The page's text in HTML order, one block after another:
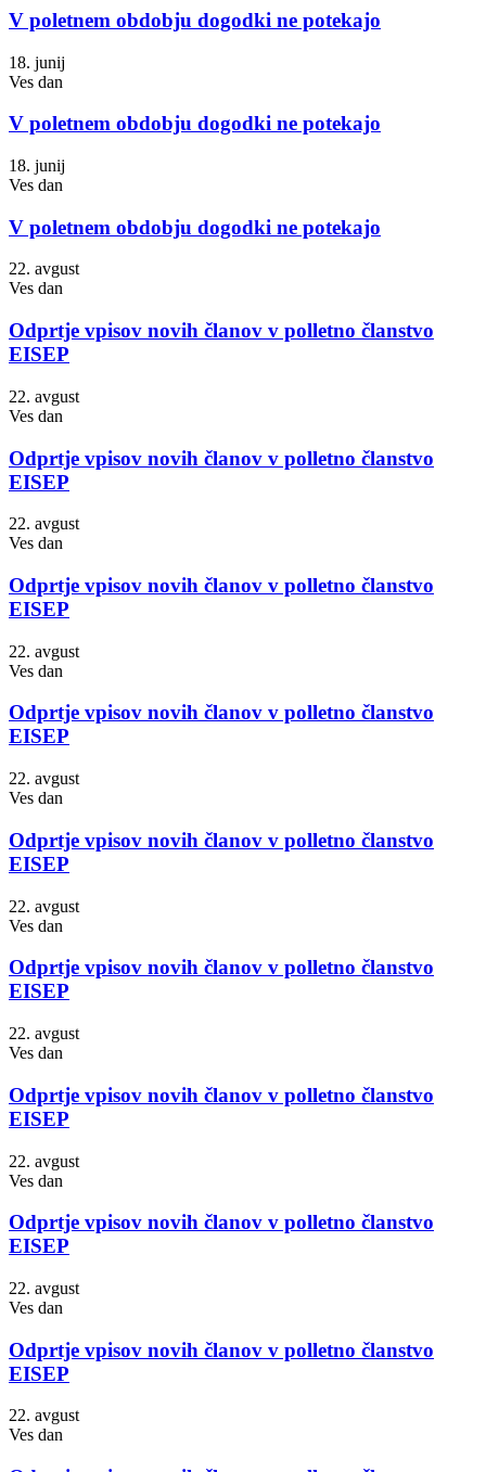
V poletnem obdobju dogodki ne potekajo
18. junij
Ves dan
V poletnem obdobju dogodki ne potekajo
18. junij
Ves dan
V poletnem obdobju dogodki ne potekajo
22. avgust
Ves dan
Odprtje vpisov novih članov v polletno članstvo
EISEP
22. avgust
Ves dan
Odprtje vpisov novih članov v polletno članstvo
EISEP
22. avgust
Ves dan
Odprtje vpisov novih članov v polletno članstvo
EISEP
22. avgust
Ves dan
Odprtje vpisov novih članov v polletno članstvo
EISEP
22. avgust
Ves dan
Odprtje vpisov novih članov v polletno članstvo
EISEP
22. avgust
Ves dan
Odprtje vpisov novih članov v polletno članstvo
EISEP
22. avgust
Ves dan
Odprtje vpisov novih članov v polletno članstvo
EISEP
22. avgust
Ves dan
Odprtje vpisov novih članov v polletno članstvo
EISEP
22. avgust
Ves dan
Odprtje vpisov novih članov v polletno članstvo
EISEP
22. avgust
Ves dan